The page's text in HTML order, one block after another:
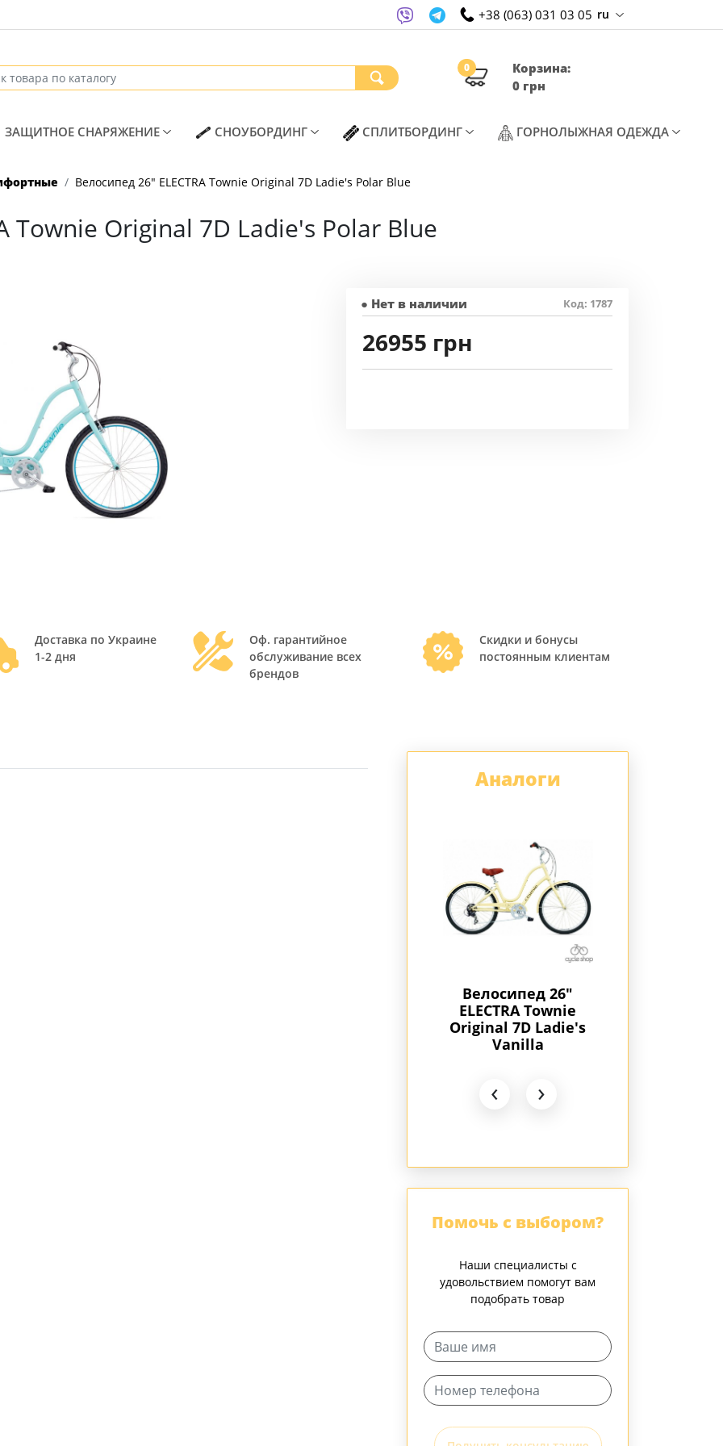
+38 (063) 031 03 05 ru
0
Корзина:
0 грн
ЗАЩИТНОЕ СНАРЯЖЕНИЕ(CURRENT)СНОУБОРДИНГ(CURRENT)СПЛИТБОРДИНГ(CURRENT)ГОРНОЛЫЖНАЯ ОДЕЖДА
Велосипед 26" ELECTRA Townie Original 7D Ladie's Polar Blue
Townie Original 7D Ladie's Polar Blue
● Нет в наличии Код: 1787
26955 грн
Доставка по Украине
1-2 дня
Оф. гарантийное
обслуживание всех
брендов
Скидки и бонусы
постоянным клиентам
Аналоги
Велосипед 26"
ELECTRA Townie
Original 7D Ladie's
Vanilla
‹ ›
Помочь с выбором?
Наши специалисты с
удовольствием помогут вам
подобрать товар